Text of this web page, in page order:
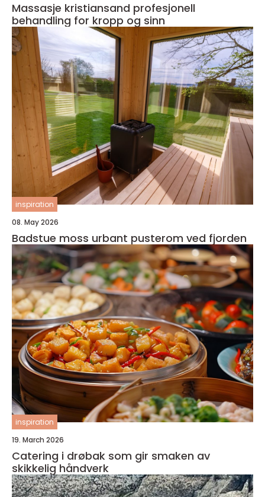
Massasje kristiansand profesjonell
behandling for kropp og sinn
inspiration
08. May 2026
Badstue moss urbant pusterom ved fjorden
inspiration
19. March 2026
Catering i drøbak som gir smaken av
skikkelig håndverk